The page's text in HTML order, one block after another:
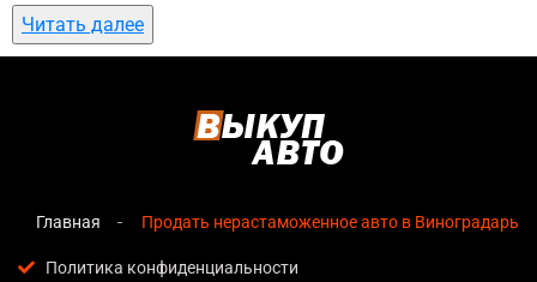
ожидание. С нами вы можете
Виноградарь, Киеввсего за 1 день.
нерастаможенное авто в Виноградарь,
Мгновенная оценка— предварительная стоимость
озвучивается сразу после обращения, без скрытых
Читать далее
Главная Продать нерастаможенное авто в Виноградарь,
Политика конфиденциальности